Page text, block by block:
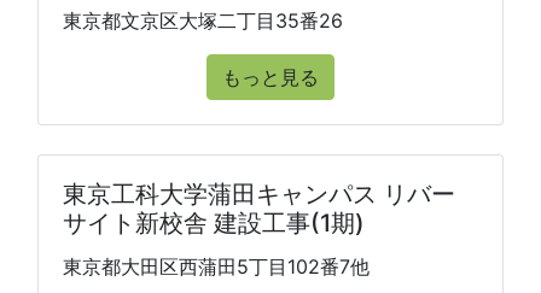
東京都文京区大塚二丁目35番26
もっと見る
東京工科大学蒲田キャンパス リバー
サイト新校舎 建設工事(1期)
東京都大田区西蒲田5丁目102番7他